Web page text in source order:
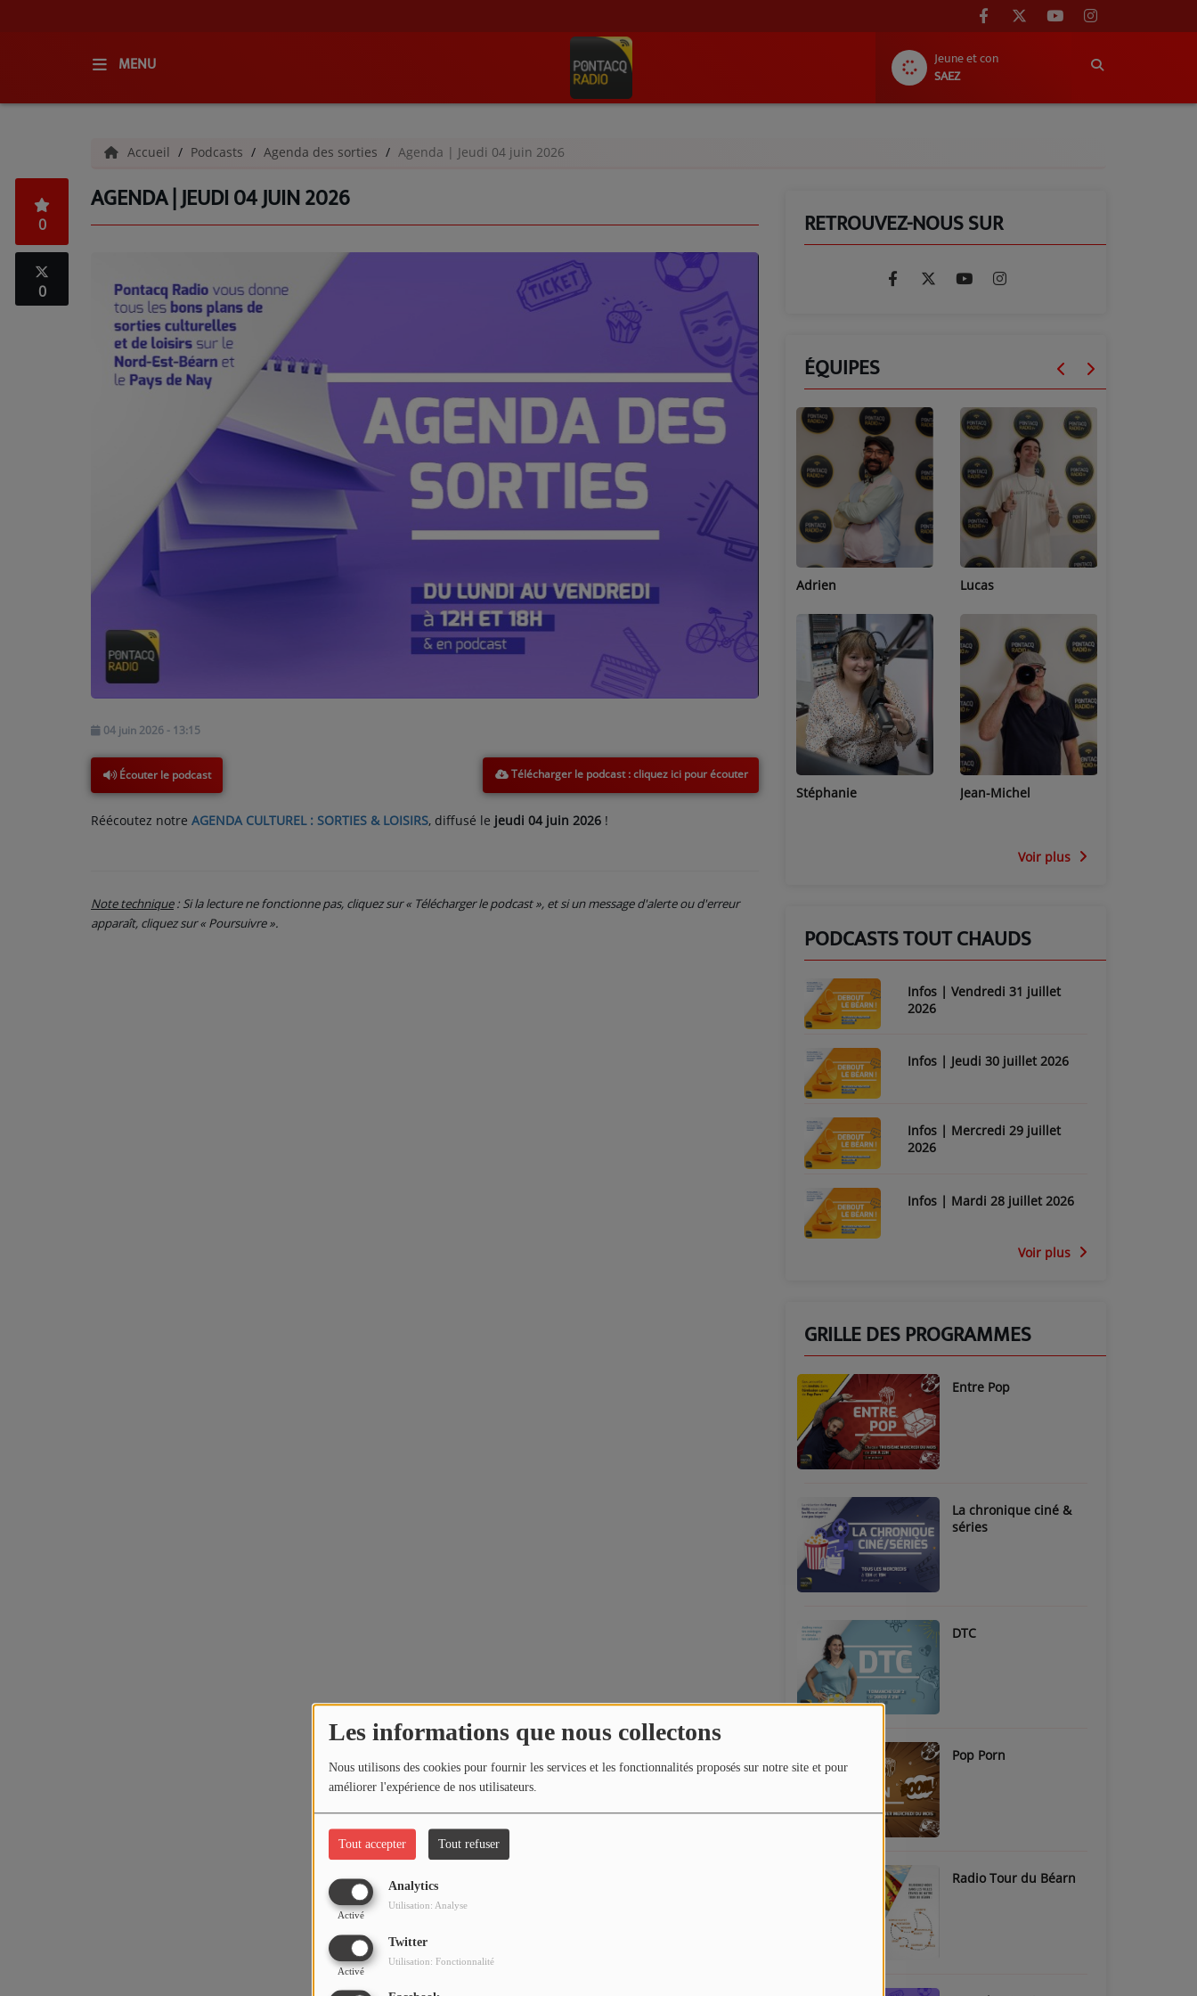
Les informations que nous collectons
Nous utilisons des cookies pour fournir les services et les fonctionnalités proposés sur notre site et pour
améliorer l'expérience de nos utilisateurs.
Tout accepter Tout refuser
Analytics
Activé
Utilisation: Analyse
Twitter
Activé
Utilisation: Fonctionnalité
MENU
Jeune et con
SAEZ
QUI SOMMES-NOUS ?
GRILLE DES PROGRAMMES
C'ÉTAIT QUOI CE TITRE ?
VOS ÉMISSIONS EN IMAGES
ANNONCEURS & ESPACE PRO
VOTRE PUBLICITÉ SUR PONTACQ RADIO
LOCATION DE STUDIOS
ÉDUCATION AUX MÉDIAS ET À
L'INFORMATION
EN QUOI ÇA CONSISTE ?
ÉCOUTEZ LES PRODUCTIONS
RECRUTEMENT
Accueil Podcasts Agenda des sorties Agenda | Jeudi 04 juin 2026
AGENDA | JEUDI 04 JUIN 2026
0
0
04 juin 2026 - 13:15
Écouter le podcast Télécharger le podcast
Réécoutez notre AGENDA CULTUREL : SORTIES & LOISIRS, diffusé le jeudi 04 juin 2026 !
Note technique: Si la lecture ne fonctionne pas, cliquez sur « Télécharger le podcast », et si un message d'alerte ou d'erreur
apparaît, cliquez sur « Poursuivre ».
RETROUVEZ-NOUS SUR
ÉQUIPES
Marion
Émilie
Adrien
Stéphanie
Lucas
Jean-Michel
Voir plus
PODCASTS TOUT CHAUDS
Infos | Vendredi 31 juillet
2026
Infos | Jeudi 30 juillet 2026
Infos | Mercredi 29 juillet
2026
Infos | Mardi 28 juillet 2026
Voir plus
GRILLE DES PROGRAMMES
Entre Pop
La chronique ciné &
séries
DTC
Pop Porn
Radio Tour du Béarn